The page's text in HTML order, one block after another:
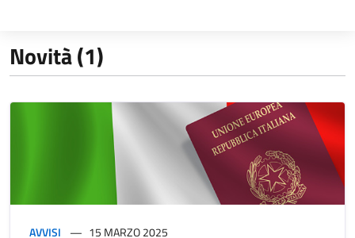
Novità (1)
AVVISI 15 MARZO 2025